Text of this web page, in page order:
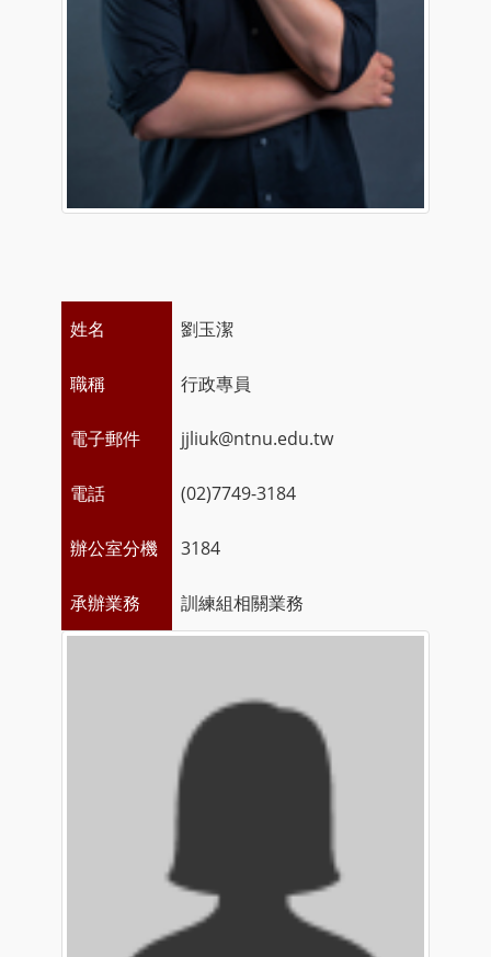
姓名 劉玉潔
職稱 行政專員
電子郵件 jjliuk@ntnu.edu.tw
電話 (02)7749-3184
辦公室分機 3184
承辦業務 訓練組相關業務